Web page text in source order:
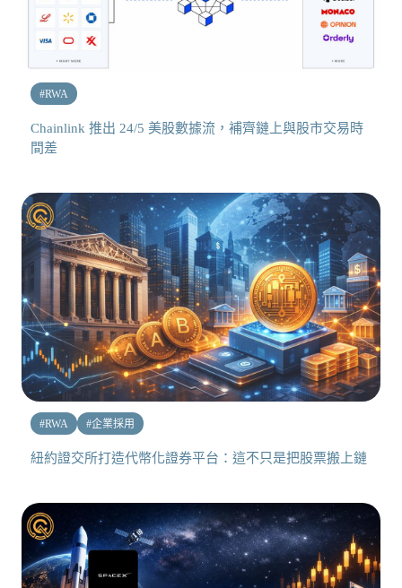
#RWA
Chainlink 推出 24/5 美股數據流，補齊鏈上與股市交易時
間差
#RWA #企業採用
紐約證交所打造代幣化證券平台：這不只是把股票搬上鏈